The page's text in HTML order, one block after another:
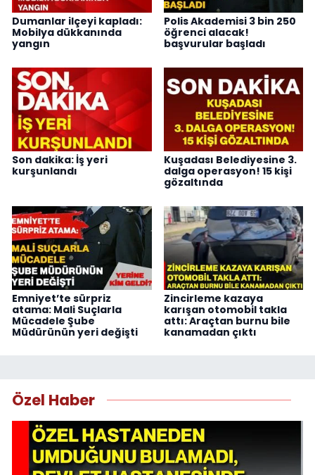
Dumanlar ilçeyi kapladı:
Mobilya dükkanında
yangın
Polis Akademisi 3 bin 250
öğrenci alacak!
başvurular başladı
Son dakika: İş yeri
kurşunlandı
Kuşadası Belediyesine 3.
dalga operasyon! 15 kişi
gözaltında
Emniyet’te sürpriz
atama: Mali Suçlarla
Mücadele Şube
Müdürünün yeri değişti
Zincirleme kazaya
karışan otomobil takla
attı: Araçtan burnu bile
kanamadan çıktı
Özel Haber